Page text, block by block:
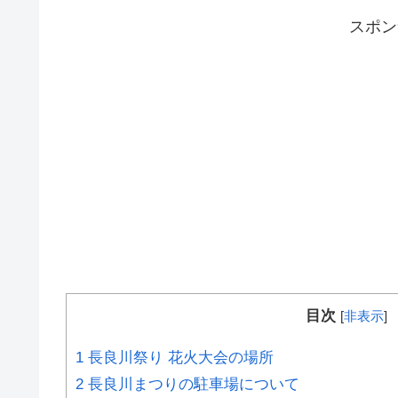
スポ
目次 [非表示]
1 長良川祭り 花火大会の場所
2 長良川まつりの駐車場について